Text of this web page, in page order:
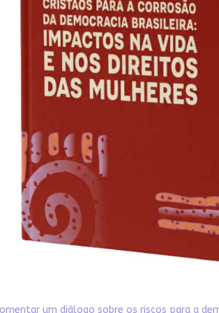
um diálogo sobre os riscos para a